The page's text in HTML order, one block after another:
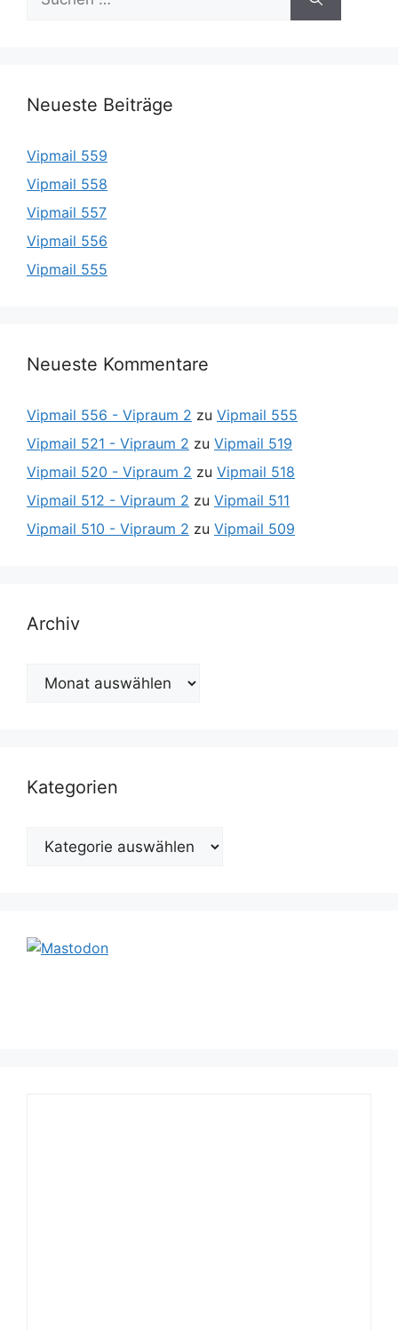
nach:
Neueste Beiträge
Vipmail 559
Vipmail 558
Vipmail 557
Vipmail 556
Vipmail 555
Neueste Kommentare
Vipmail 556 - Vipraum 2 zu Vipmail 555
Vipmail 521 - Vipraum 2 zu Vipmail 519
Vipmail 520 - Vipraum 2 zu Vipmail 518
Vipmail 512 - Vipraum 2 zu Vipmail 511
Vipmail 510 - Vipraum 2 zu Vipmail 509
Archiv
Archiv
Kategorien
Kategorien